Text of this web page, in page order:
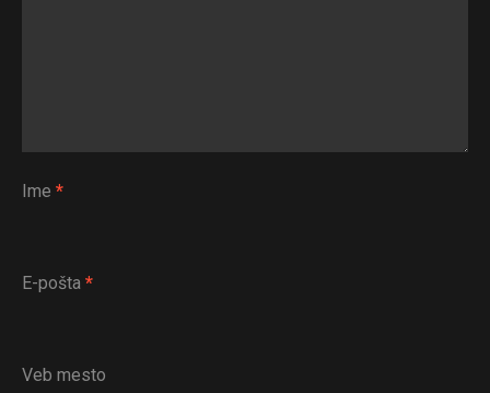
Ime *
E-pošta *
Veb mesto